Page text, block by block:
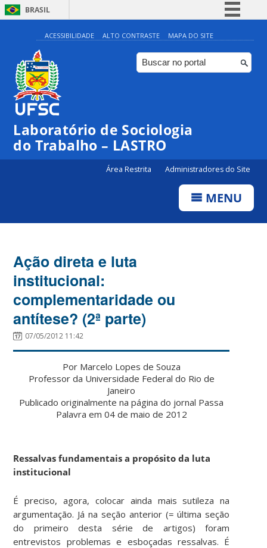
BRASIL
Simplifique!
Comunica BR
Participe
Canais
ACESSIBILIDADE ALTO CONTRASTE MAPA DO SITE
Laboratório de Sociologia
do Trabalho – LASTRO
Área Restrita Administradores do Site
MENU
Ação direta e luta
institucional:
complementaridade ou
antítese? (2ª parte)
07/05/2012 11:42
Por Marcelo Lopes de Souza
Professor da Universidade Federal do Rio de
Janeiro
Publicado originalmente na página do jornal Passa
Palavra em 04 de maio de 2012
Ressalvas fundamentais a propósito da luta
institucional
É preciso, agora, colocar ainda mais sutileza na
argumentação. Já na seção anterior (= última seção
do primeiro desta série de artigos) foram
entrevistos problemas e esboçadas ressalvas. É